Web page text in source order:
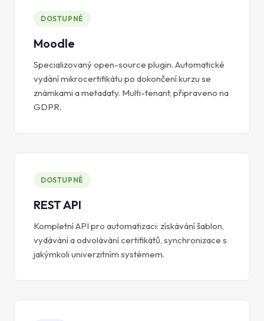
DOSTUPNÉ
Moodle
Specializovaný open-source plugin. Automatické
vydání mikrocertifikátu po dokončení kurzu se
známkami a metadaty. Multi-tenant, připraveno na
GDPR.
DOSTUPNÉ
REST API
Kompletní API pro automatizaci: získávání šablon,
vydávání a odvolávání certifikátů, synchronizace s
jakýmkoli univerzitním systémem.